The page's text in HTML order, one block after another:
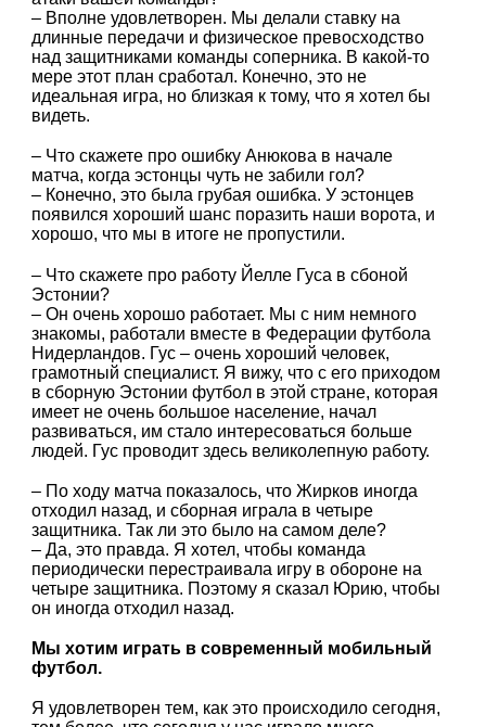
– Вполне удовлетворен. Мы делали ставку на
длинные передачи и физическое превосходство
над защитниками команды соперника. В какой-то
мере этот план сработал. Конечно, это не
идеальная игра, но близкая к тому, что я хотел бы
видеть.
– Что скажете про ошибку Анюкова в начале
матча, когда эстонцы чуть не забили гол?
– Конечно, это была грубая ошибка. У эстонцев
появился хороший шанс поразить наши ворота, и
хорошо, что мы в итоге не пропустили.
– Что скажете про работу Йелле Гуса в сбоной
Эстонии?
– Он очень хорошо работает. Мы с ним немного
знакомы, работали вместе в Федерации футбола
Нидерландов. Гус – очень хороший человек,
грамотный специалист. Я вижу, что с его приходом
в сборную Эстонии футбол в этой стране, которая
имеет не очень большое население, начал
развиваться, им стало интересоваться больше
людей. Гус проводит здесь великолепную работу.
– По ходу матча показалось, что Жирков иногда
отходил назад, и сборная играла в четыре
защитника. Так ли это было на самом деле?
– Да, это правда. Я хотел, чтобы команда
периодически перестраивала игру в обороне на
четыре защитника. Поэтому я сказал Юрию, чтобы
он иногда отходил назад.
Мы хотим играть в современный мобильный
футбол.
Я удовлетворен тем, как это происходило сегодня,